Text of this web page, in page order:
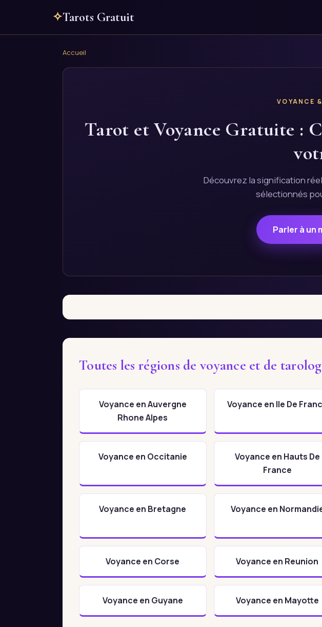
✧Tarots Gratuit
Accueil
VOYANCE
Tarot et Voyance Gratuite :
Découvrez la signification
sélectionnés
Parler à un
Toutes les régions de voyance et de
Voyance en Auvergne
Rhone Alpes
Voyance en Ile De
Voyance en Occitanie
Voyance en Hauts De
France
Voyance en Bretagne Voyance en
Voyance en Corse Voyance en Reunion
Voyance en Guyane Voyance en Mayotte